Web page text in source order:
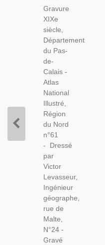
Calais
1844,
Levasseur,
-
Département
62, Atlas
National
Illustré
Levasseur,
Cartes
Géographiques,
Gravure
XIXe
siècle,
Département
du Pas-
de-
Calais -
Atlas
National
Illustré,
Région
du Nord
n°61
- Dressé
par
Victor
Levasseur,
Ingénieur
géographe,
rue de
Malte,
N°24 -
Gravé